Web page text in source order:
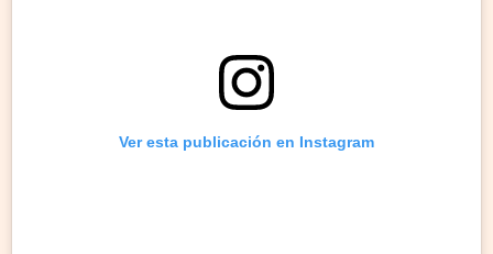
Ver esta publicación en Instagram